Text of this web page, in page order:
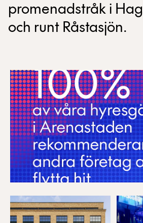
promenadstråk i
och runt Råstasjön.